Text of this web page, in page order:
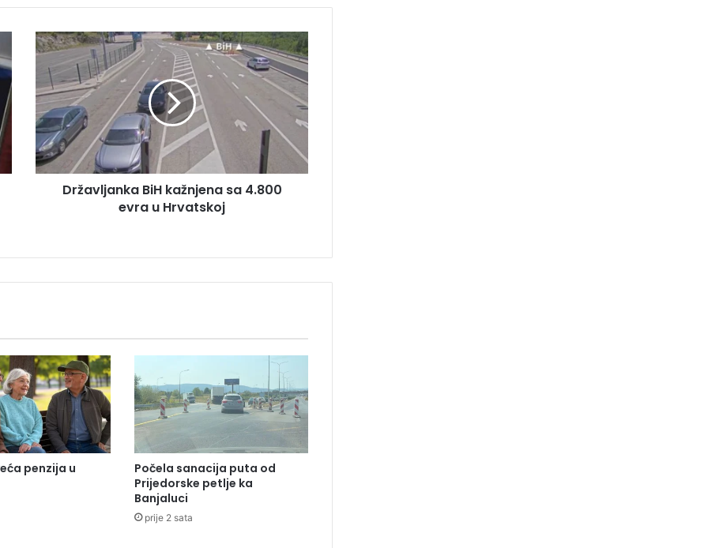
D
r
a
v
l
a
n
H
j
e
n
a
s
a
4
.
8
Državljanka BiH kažnjena sa 4.800
evra u Hrvatskoj
penzija u
Počela sanacija puta od
Prijedorske petlje ka
Banjaluci
prije 2 sata